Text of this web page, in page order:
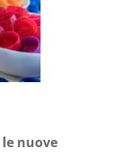
le nuove